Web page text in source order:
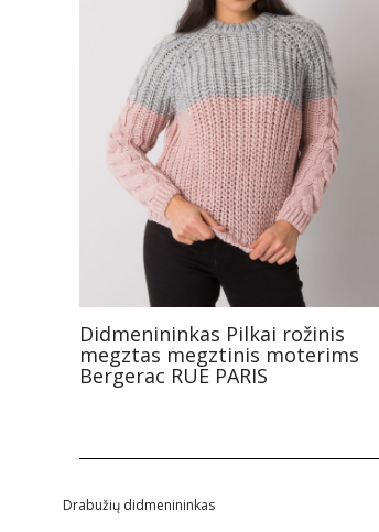
Didmenininkas Pilkai rožinis
megztas megztinis moterims
Bergerac RUE PARIS
Drabužių didmenininkas